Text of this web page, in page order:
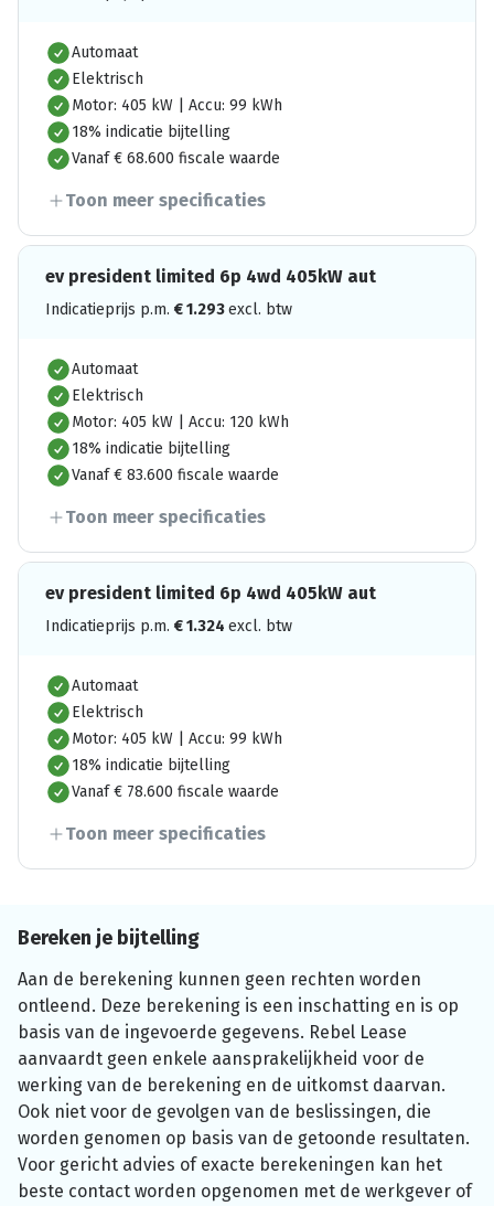
Automaat
Elektrisch
Motor: 405 kW | Accu: 99 kWh
18% indicatie bijtelling
Vanaf € 68.600 fiscale waarde
Toon meer specificaties
ev president limited 6p 4wd 405kW aut
Indicatieprijs p.m. €1.293excl. btw
Automaat
Elektrisch
Motor: 405 kW | Accu: 120 kWh
18% indicatie bijtelling
Vanaf € 83.600 fiscale waarde
Toon meer specificaties
ev president limited 6p 4wd 405kW aut
Indicatieprijs p.m. €1.324 excl. btw
Automaat
Elektrisch
Motor: 405 kW | Accu: 99 kWh
18% indicatie bijtelling
Vanaf € 78.600 fiscale waarde
Toon meer specificaties
Bereken je bijtelling
Aan de berekening kunnen geen rechten worden
ontleend. Deze berekening is een inschatting en is op
basis van de ingevoerde gegevens. Rebel Lease
aanvaardt geen enkele aansprakelijkheid voor de
werking van de berekening en de uitkomst daarvan.
Ook niet voor de gevolgen van de beslissingen, die
worden genomen op basis van de getoonde resultaten.
Voor gericht advies of exacte berekeningen kan het
beste contact worden opgenomen met de werkgever of